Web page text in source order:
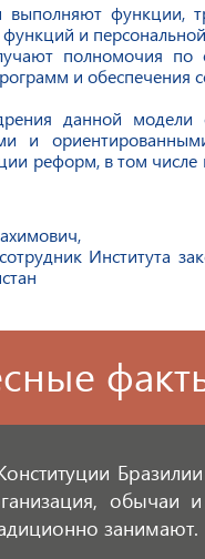
функции,
и персональной
полномочия по
и обеспечения
данной
и
реформ, в том числе
Института
обычаи
занимают.